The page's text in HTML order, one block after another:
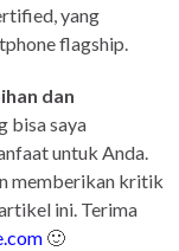
yang
flagship.
dan
bisa saya
untuk Anda.
memberikan kritik
ini. Terima
🙂